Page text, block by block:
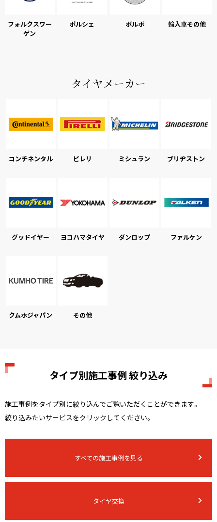
フォルクスワー
ゲン
ポルシェ ボルボ 輸入車その他
タイヤメーカー
コンチネンタル ピレリ ミシュラン ブリヂストン
グッドイヤー ヨコハマタイヤ ダンロップ ファルケン
クムホジャパン その他
タイプ別施工事例 絞り込み
施工事例をタイプ別に絞り込んでご覧いただくことができます。
絞り込みたいサービスをクリックしてください。
すべての施工事例を見る
タイヤ交換